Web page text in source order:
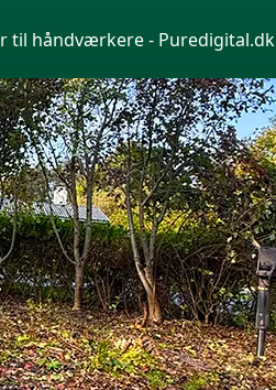
til håndværkere - Puredigital.dk